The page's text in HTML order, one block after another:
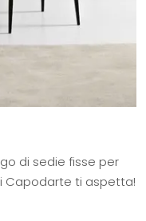
di sedie fisse per
Capodarte ti aspetta!